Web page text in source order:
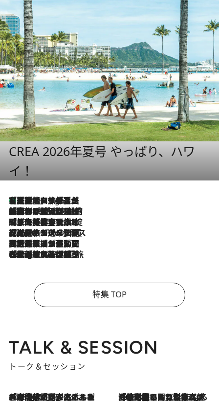
CREA 2026年夏号 やっぱり、ハワ
イ！
5 Hours Ago
【厳選旅コスメ】「多機能アイテムがメイン！」旅好き美容エディターが選んだ夏旅ベストコスメを発表【Mサイズジップ】
2026.8.6
「荷物が増えるほど旅ストレスは増す」美容ジャーナリストがたどり着いた最終結論。“化粧品を劇的に減らす”感動の凝縮美容とは
2026.8.6
「旅先には金髪ウィッグを持参」日本と同じメイクでは損してる!? 美容ジャーナリストが提案する“掟破りの旅美容”とは
2026.8.6
【厳選旅コスメ】「身軽さ＆UV対策重視！」ヘアアーティストshucoが選んだ夏旅ベストコスメを発表【Mサイズジップ】
2026.8.5
【厳選旅コスメ】国内をあちこち移動する河井菜摘が選んだ夏旅ベストコスメ発表！「リラックスアイテムはマスト」【Mサイズジップ】
2026.8.4
【厳選旅コスメ】「紫外線＆乾燥対策しながらメイク感も！」ヘア＆メイクGeorgeが選んだ夏旅ベストコスメを発表！【Mサイズジップ】
特集 TOP
TALK & SESSION
トーク＆セッション
2026.8.3
「今後値上げがあるとすれば…」「リスクがあるのは今年の冬」エネルギー専門家が語る、ホルムズ海峡封鎖が家庭にもたらす“ある心配” 2026.8.3
「住宅建てられない…」「サーチャージ料の高値が続いている」ホルムズ海峡封鎖による影響はいつまで続く？《エネルギー専門家に聞く“どうなる日本の暮らし”》